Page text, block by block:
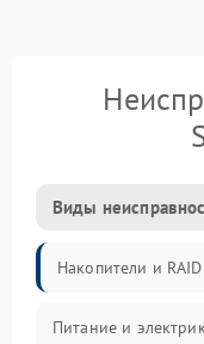
Виды
Накопители и RAID
Питание и